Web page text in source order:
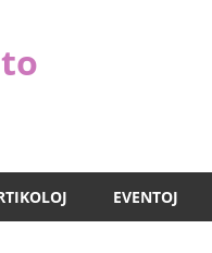
EVENTOJ